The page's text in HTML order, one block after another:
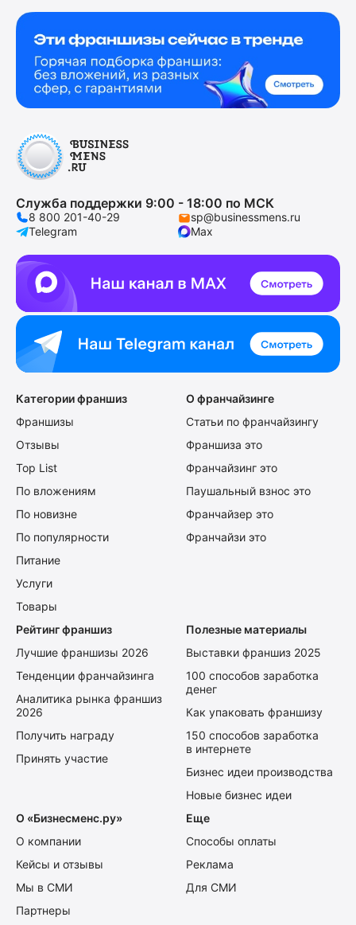
Служба поддержки 9:00 - 18:00 по МСК
8 800 201-40-29
sp@businessmens.ru
Telegram
Max
Категории франшиз
Франшизы
Отзывы
Top List
По вложениям
По новизне
По популярности
Питание
Услуги
Товары
О франчайзинге
Статьи по франчайзингу
Франшиза это
Франчайзинг это
Паушальный взнос это
Франчайзер это
Франчайзи это
Рейтинг франшиз
Лучшие франшизы 2026
Тенденции франчайзинга
Аналитика рынка франшиз
2026
Получить награду
Принять участие
Полезные материалы
Выставки франшиз 2025
100 способов заработка
денег
Как упаковать франшизу
150 способов заработка
в интернете
Бизнес идеи производства
Новые бизнес идеи
О «Бизнесменс.ру»
О компании
Кейсы и отзывы
Мы в СМИ
Партнеры
Еще
Способы оплаты
Реклама
Для СМИ